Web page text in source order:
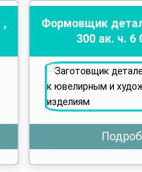
,
Формовщик
300 ак. ч. 6